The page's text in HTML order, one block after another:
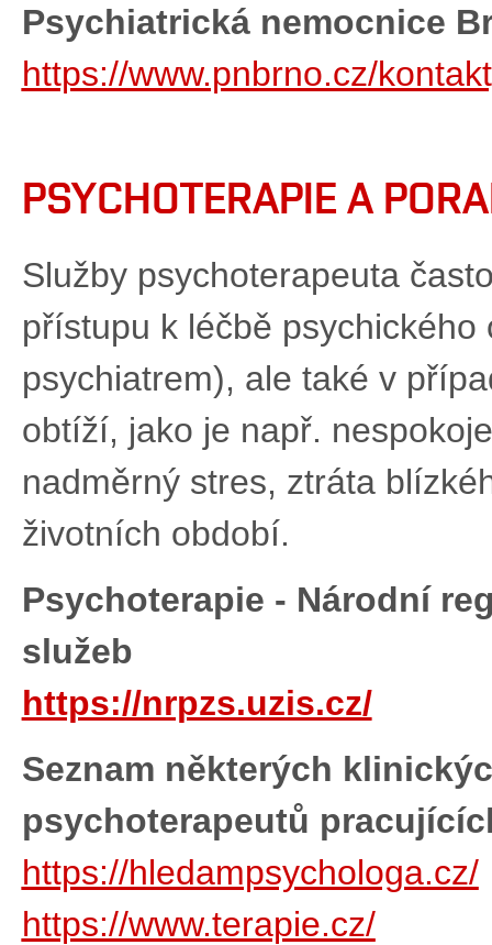
Psychiatrická nemocnice
https://www.pnbrno.cz/
PSYCHOTERAPIE A
Služby psychoterapeuta
přístupu k léčbě
psychiatrem), ale také v
obtíží, jako je např.
nadměrný stres, ztráta
životních období.
Psychoterapie - Národní
služeb
https://nrpzs.uzis.cz/
Seznam některých
psychoterapeutů
https://hledampsychologa.cz/
https://www.terapie.cz/